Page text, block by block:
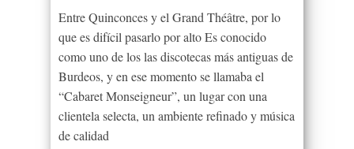
Entre Quinconces y el Grand Théâtre, por lo
que es difícil pasarlo por alto Es conocido
como uno de los las discotecas más antiguas de
Burdeos, y en ese momento se llamaba el
“Cabaret Monseigneur”, un lugar con una
clientela selecta, un ambiente refinado y música
de calidad